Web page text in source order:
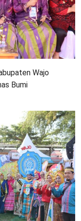
Wajo
Bumi